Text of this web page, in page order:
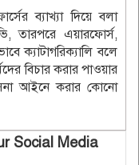
ব্যাখ্যা দিয়ে বলা
তারপরে এয়ারফোর্স,
ক্যাটাগরিক্যালি বলে
বিচার করার পাওয়ার
আইনে করার কোনো
Social Media